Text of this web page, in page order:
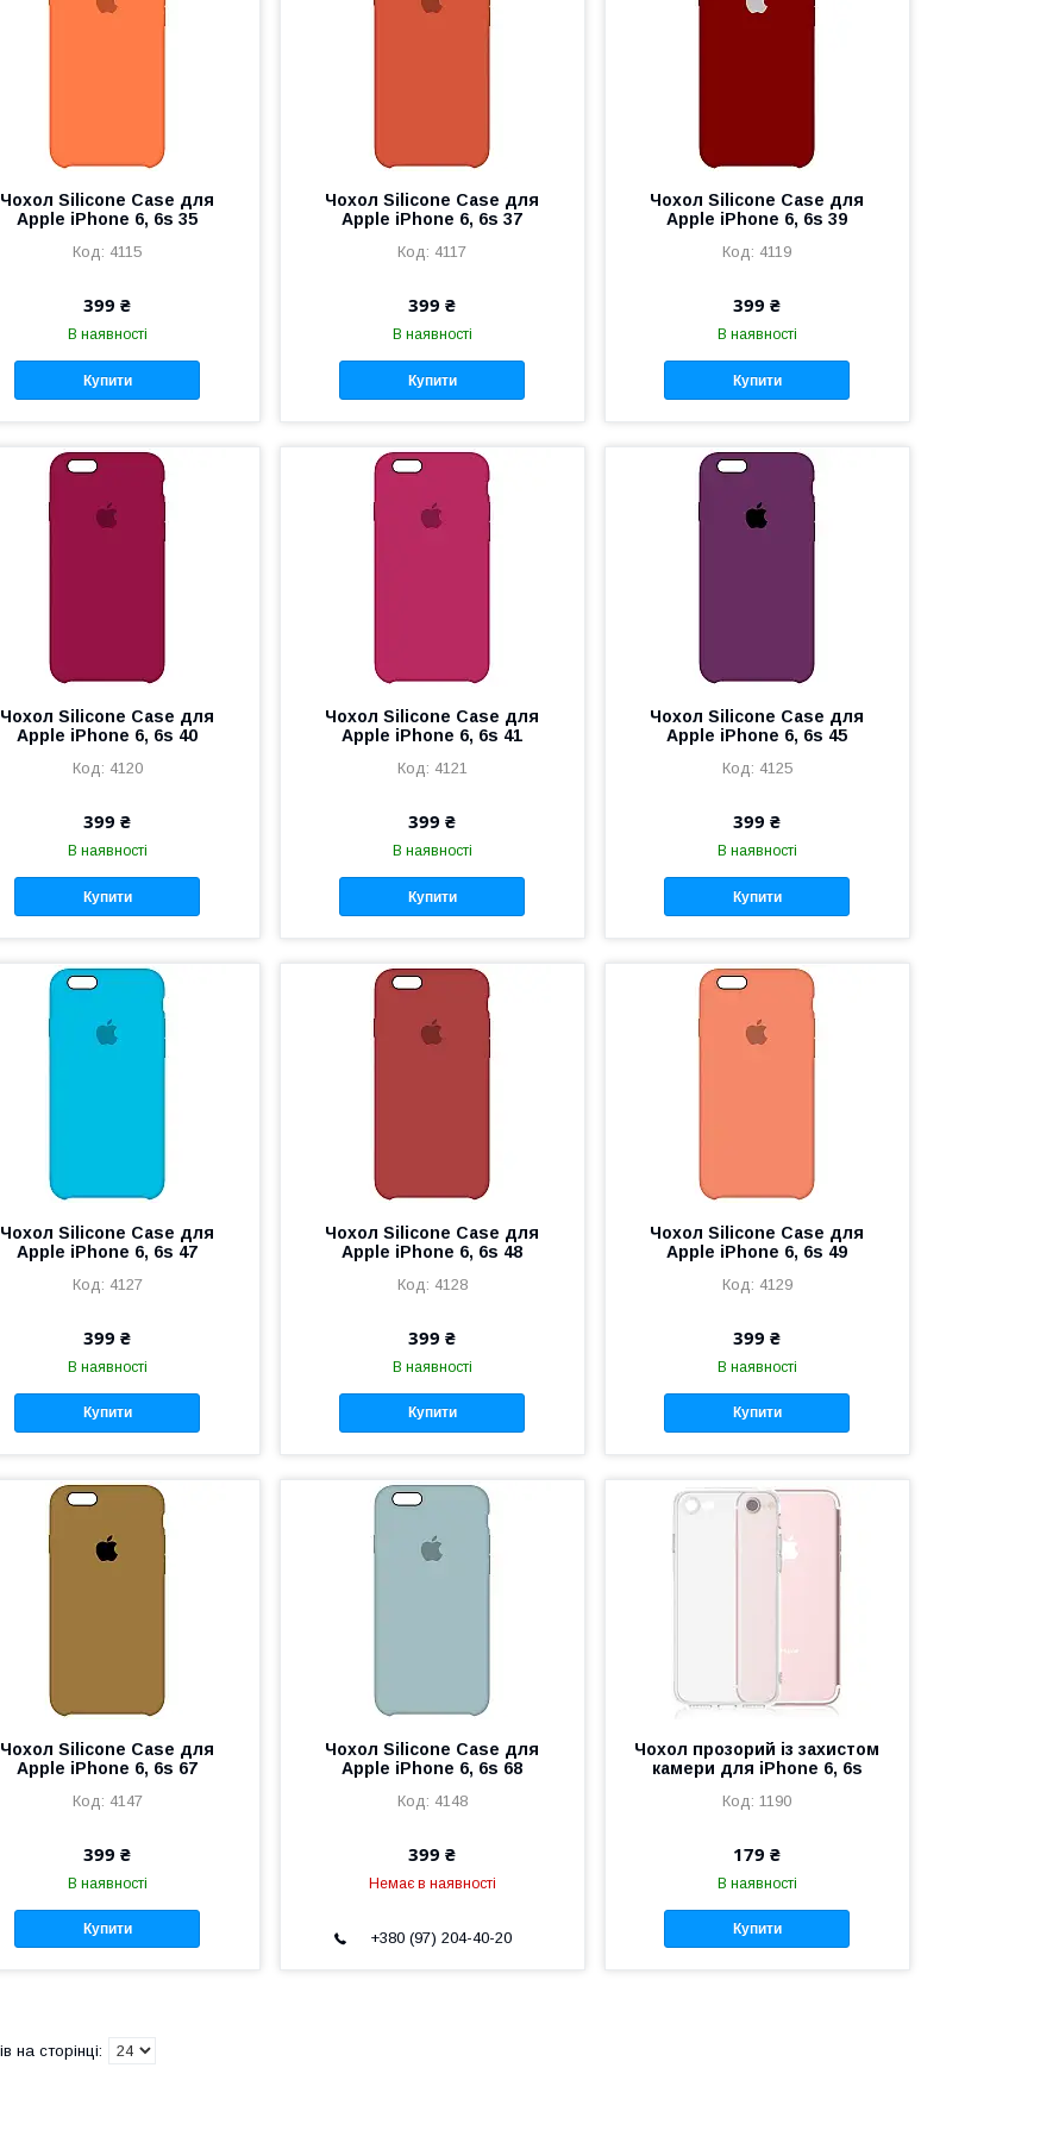
Чохол Silicone Case для
Apple iPhone 6, 6s 35
4115
399 ₴
В наявності
Купити
Чохол Silicone Case для
Apple iPhone 6, 6s 37
4117
399 ₴
В наявності
Купити
Чохол Silicone Case для
Apple iPhone 6, 6s 39
4119
399 ₴
В наявності
Купити
Чохол Silicone Case для
Apple iPhone 6, 6s 40
4120
399 ₴
В наявності
Купити
Чохол Silicone Case для
Apple iPhone 6, 6s 41
4121
399 ₴
В наявності
Купити
Чохол Silicone Case для
Apple iPhone 6, 6s 45
4125
399 ₴
В наявності
Купити
Чохол Silicone Case для
Apple iPhone 6, 6s 47
4127
399 ₴
В наявності
Купити
Чохол Silicone Case для
Apple iPhone 6, 6s 48
4128
399 ₴
В наявності
Купити
Чохол Silicone Case для
Apple iPhone 6, 6s 49
4129
399 ₴
В наявності
Купити
Чохол Silicone Case для
Apple iPhone 6, 6s 67
4147
399 ₴
В наявності
Купити
Чохол Silicone Case для
Apple iPhone 6, 6s 68
4148
399 ₴
Немає в наявності
+380 (97) 204-40-20
Чохол прозорий із захистом
камери для iPhone 6, 6s
1190
179 ₴
В наявності
Купити